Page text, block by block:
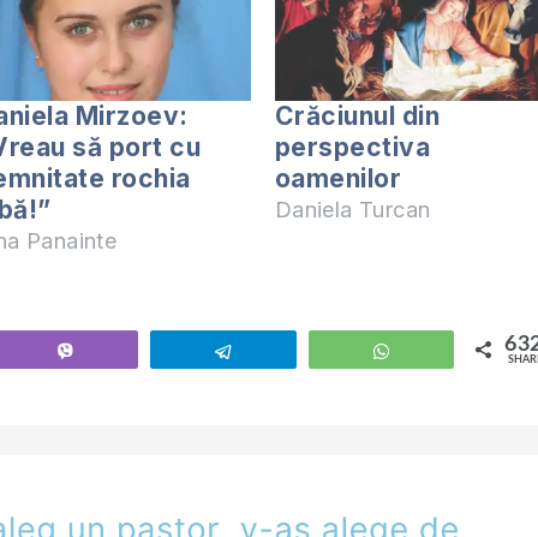
Mirzoev:
să port cu
rochia
Panainte
Crăciunul din
perspectiva
oamenilor
Daniela Turcan
WhatsApp